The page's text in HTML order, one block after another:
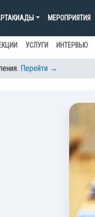
МЕРОПРИЯТИЯ
УСЛУГИ ИНТЕРВЬЮ
Перейти →